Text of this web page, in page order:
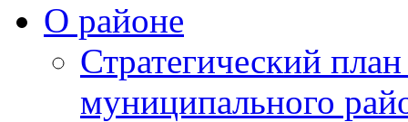
О районе
Стратегический
муниципального